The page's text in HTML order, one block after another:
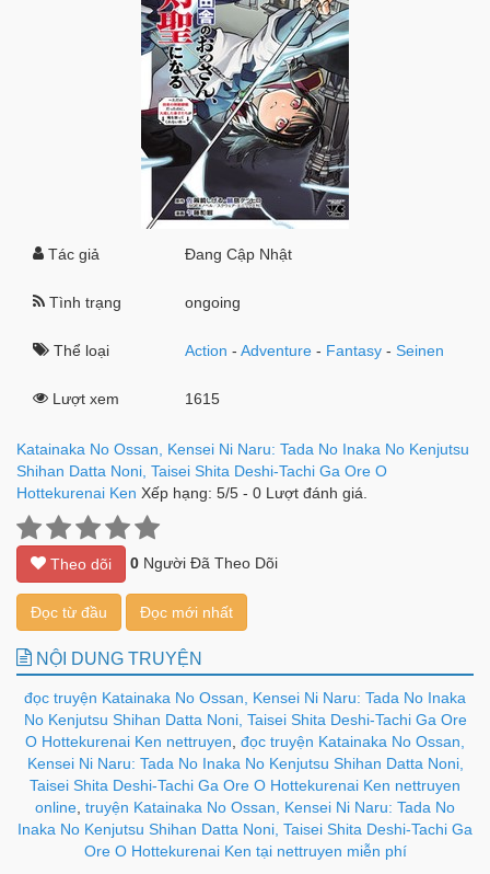
Tác giả Đang Cập Nhật
Tình trạng ongoing
Thể loại Action -Adventure - Fantasy -Seinen
Lượt xem 1615
Katainaka No Ossan, Kensei Ni Naru: Tada No Inaka No Kenjutsu
Shihan Datta Noni, Taisei Shita Deshi-Tachi Ga Ore O
Hottekurenai Ken Xếp hạng: 5/5 - 0 Lượt đánh giá.
Theo dõi 0 Người Đã Theo Dõi
Đọc từ đầu Đọc mới nhất
NỘI DUNG TRUYỆN
đọc truyện Katainaka No Ossan, Kensei Ni Naru: Tada No Inaka
No Kenjutsu Shihan Datta Noni, Taisei Shita Deshi-Tachi Ga Ore
O Hottekurenai Ken nettruyen đọc truyện Katainaka No Ossan,
Kensei Ni Naru: Tada No Inaka No Kenjutsu Shihan Datta Noni,
Taisei Shita Deshi-Tachi Ga Ore O Hottekurenai Ken nettruyen
online truyện Katainaka No Ossan, Kensei Ni Naru: Tada No
Inaka No Kenjutsu Shihan Datta Noni, Taisei Shita Deshi-Tachi Ga
Ore O Hottekurenai Ken tại nettruyen miễn phí